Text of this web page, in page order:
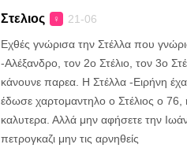
Στελιος ♀ 21-06
Εχθές γνώρισα την Στέλλα που
-Αλέξανδρο, τον 2ο Στέλιο, τον 3ο
κάνουνε παρεα. Η Στέλλα -Ειρήνη
έδωσε χαρτομαντηλο ο Στέλιος ο 76,
καλυτερα. Αλλά μην αφήσετε την
πετρογκαζι μην τις αρνηθείς